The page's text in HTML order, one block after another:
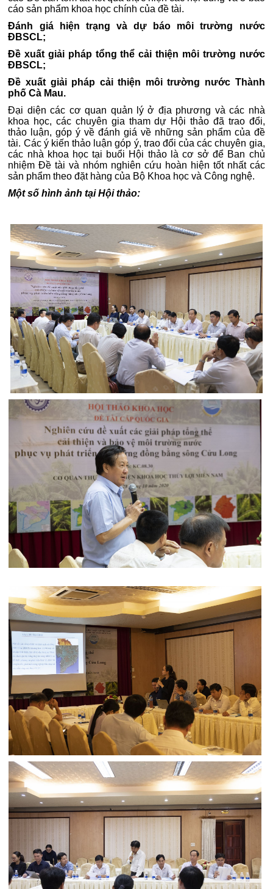
cáo sản phẩm khoa học chính của đề tài.
Đánh giá hiện trạng và dự báo môi trường nước
ĐBSCL;
Đề xuất giải pháp tổng thể cải thiện môi trường nước
ĐBSCL;
Đề xuất giải pháp cải thiện môi trường nước Thành
phố Cà Mau.
Đại diện các cơ quan quản lý ở địa phương và các nhà
khoa học, các chuyên gia tham dự Hội thảo đã trao đổi,
thảo luận, góp ý về đánh giá về những sản phẩm của đề
tài. Các ý kiến thảo luận góp ý, trao đổi của các chuyên gia,
các nhà khoa học tại buổi Hội thảo là cơ sở để Ban chủ
nhiệm Đề tài và nhóm nghiên cứu hoàn hiện tốt nhất các
sản phẩm theo đặt hàng của Bộ Khoa học và Công nghệ.
Một số hình ảnh tại Hội thảo: